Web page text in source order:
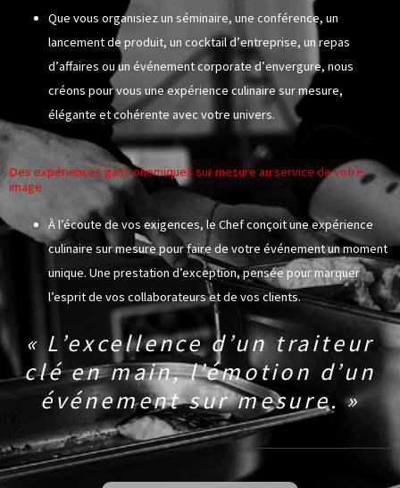
Que vous organisiez un séminaire, une conférence, un
lancement de produit, un cocktail d’entreprise, un repas
d’affaires ou un événement corporate d’envergure, nous
créons pour vous uneexpérience culinaire sur mesure,
élégante et cohérente avec votre univers.
Des expériences gastronomiques sur mesure au service de votre
image
À l’écoute de vos exigences, le Chef conçoit une expérience
culinaire sur mesure pour faire de votre événement un moment
unique. Une prestation d’exception, pensée pour marquer
l’esprit de vos collaborateurs et de vos clients.
« L’excellence d’un traiteur
clé en main, l’émotion d’un
événement sur mesure. »